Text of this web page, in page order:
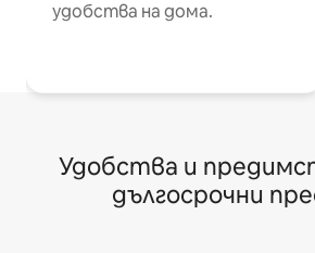
удобства на дома.
Удобства и
дългосрочни